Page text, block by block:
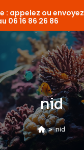
nid
> nid
: appelez ou envoyez
06 16 86 26 86